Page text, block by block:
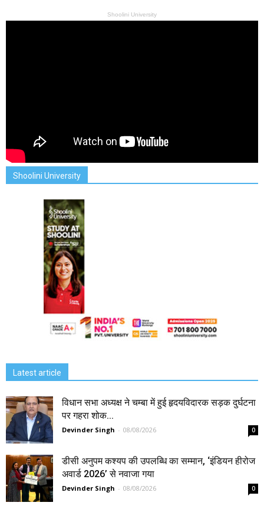
Shoolini University
Shoolini University
Latest article
विधान सभा अध्यक्ष ने चम्बा में हुई हृदयविदारक सड़क दुर्घटना
पर गहरा शोक...
Devinder Singh - 08/08/2026 0
डीसी अनुपम कश्यप की उपलब्धि का सम्मान, ‘इंडियन हीरोज
अवार्ड 2026’ से नवाजा गया
Devinder Singh - 08/08/2026 0